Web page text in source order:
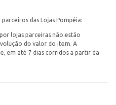
das Lojas Pompéia:
lojas parceiras não estão
do valor do item. A
em até 7 dias corridos a partir da